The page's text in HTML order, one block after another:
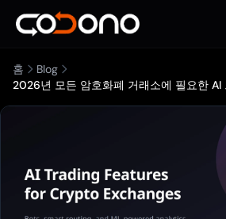
홈
Blog
2026년 모든 암호화폐 거래소에 필요한 AI